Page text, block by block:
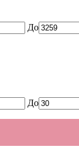
До
До